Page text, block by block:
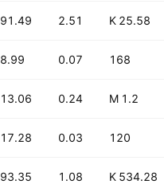
25.58 K
2.51
91.49 B
168
0.07
8.99 B
1.2 M
0.24
13.06 B
120
0.03
17.28 B
534.28 K
1.08
93.35 B